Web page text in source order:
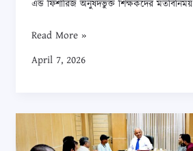
এন্ড ফিশারিজ অনুষদভুক্ত শিক্ষকদের মতবিনিময়
এন্ড
অনুষদভুক্ত
Read More »
April 7, 2026
চবি
আইসিটি